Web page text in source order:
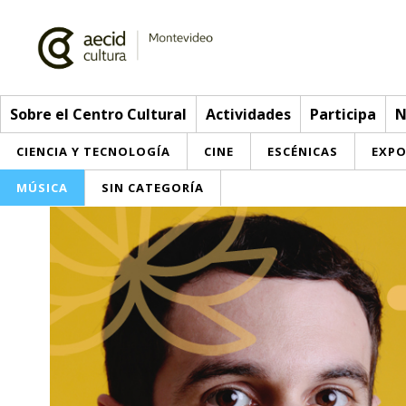
Sobre el Centro Cultural Actividades Participa
CIENCIA Y TECNOLOGÍA CINE ESCÉNICAS
MÚSICA SIN CATEGORÍA
Sobre el Centro Cultural
Red AECID
Equipo
Instalaciones
Actividades
> Ir a Actividades
Esta semana
Inscripciones
Participa
Envíanos tu propuesta
Buzón de sugerencias
Noticias
Convocatorias